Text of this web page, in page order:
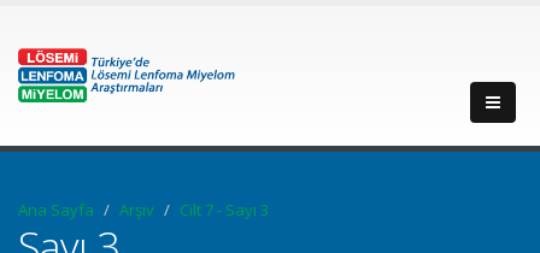
Ana Sayfa Arşiv Cilt 7 - Sayı 3